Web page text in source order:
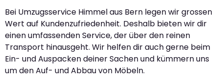
Bei Umzugsservice Himmel aus Bern legen wir grossen
Wert auf Kundenzufriedenheit. Deshalb bieten wir dir
einen umfassenden Service, der über den reinen
Transport hinausgeht. Wir helfen dir auch gerne beim
Ein- und Auspacken deiner Sachen und kümmern uns
um den Auf- und Abbau von Möbeln.